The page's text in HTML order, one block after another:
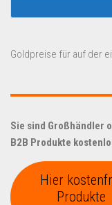
Goldpreise für auf der
Sie sind Großhändler
B2B Produkte
Hier
Produkte